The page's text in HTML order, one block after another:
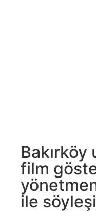
film
ile söyleşi